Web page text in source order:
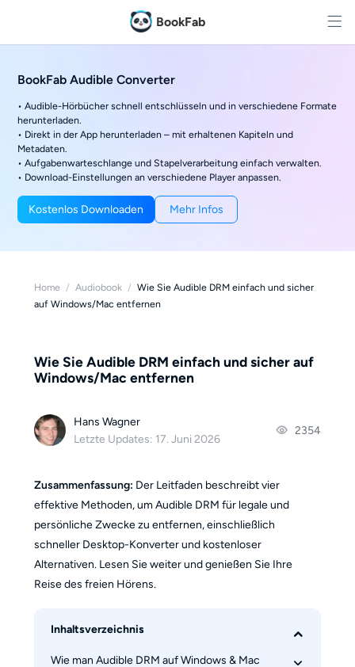
BookFab
BookFab Audible Converter
• Audible-Hörbücher schnell entschlüsseln und in verschiedene Formate
herunterladen.
• Direkt in der App herunterladen – mit erhaltenen Kapiteln und
Metadaten.
• Aufgabenwarteschlange und Stapelverarbeitung einfach verwalten.
• Download-Einstellungen an verschiedene Player anpassen.
Kostenlos Downloaden Mehr Infos
Home / Audiobook / Wie Sie Audible DRM einfach und sicher
auf Windows/Mac entfernen
Wie Sie Audible DRM einfach und sicher auf
Windows/Mac entfernen
Hans Wagner
Letzte Updates: 17. Juni 2026
2354
Zusammenfassung: Der Leitfaden beschreibt vier
effektive Methoden, um Audible DRM für legale und
persönliche Zwecke zu entfernen, einschließlich
schneller Desktop-Konverter und kostenloser
Alternativen. Lesen Sie weiter und genießen Sie Ihre
Reise des freien Hörens.
Inhaltsverzeichnis
Wie man Audible DRM auf Windows & Mac